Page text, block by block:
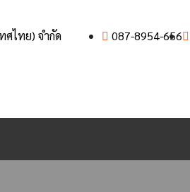
ไทย) จำกัด 087-8954-656